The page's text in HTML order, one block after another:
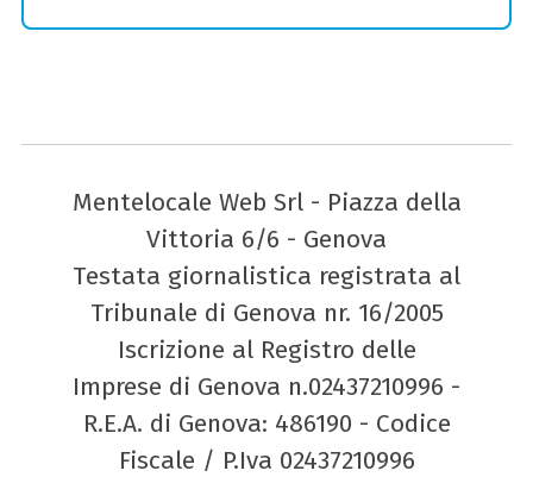
Mentelocale Web Srl - Piazza della
Vittoria 6/6 - Genova
Testata giornalistica registrata al
Tribunale di Genova nr. 16/2005
Iscrizione al Registro delle
Imprese di Genova n.02437210996 -
R.E.A. di Genova: 486190 - Codice
Fiscale / P.Iva 02437210996